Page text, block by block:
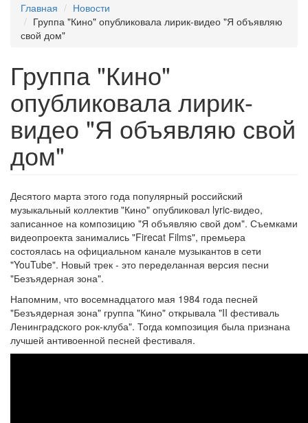
Главная
Новости
Группа "Кино" опубликовала лирик-видео "Я объявляю
свой дом"
Группа "Кино"
опубликовала лирик-
видео "Я объявляю свой
дом"
Десятого марта этого года популярный российский
музыкальный коллектив "Кино" опубликовал lyric-видео,
записанное на композицию "Я объявляю свой дом". Съемками
видеопроекта занимались "Firecat Films", премьера
состоялась на официальном канале музыкантов в сети
"YouTube". Новый трек - это переделанная версия песни
"Безъядерная зона".
Напомним, что восемнадцатого мая 1984 года песней
"Безъядерная зона" группа "Кино" открывала "II фестиваль
Ленинградского рок-клуба". Тогда композиция была признана
лучшей антивоенной песней фестиваля.